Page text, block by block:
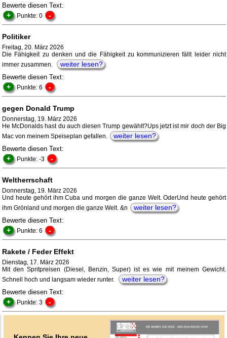
Bewerte diesen Text:
+ Punkte: 0 -
Politiker
Freitag, 20. März 2026
Die Fähigkeit zu denken und die Fähigkeit zu kommunizieren fällt leider nicht
immer zusammen.
weiter lesen?
Bewerte diesen Text:
+ Punkte: 6 -
gegen Donald Trump
Donnerstag, 19. März 2026
He McDonalds hast du auch diesen Trump gewählt?Ups jetzt ist mir doch der Big
Mac von meinem Speiseplan gefallen.
weiter lesen?
Bewerte diesen Text:
+ Punkte: -3 -
Weltherrschaft
Donnerstag, 19. März 2026
Und heute gehört ihm Cuba und morgen die ganze Welt. OderUnd heute gehört
ihm Grönland und morgen die ganze Welt. &n
weiter lesen?
Bewerte diesen Text:
+ Punkte: 6 -
Rakete / Feder Effekt
Dienstag, 17. März 2026
Mit den Spritpreisen (Diesel, Benzin, Super) ist es wie mit meinem Gewicht.
Schnell hoch und langsam wieder runter.
weiter lesen?
Bewerte diesen Text:
+ Punkte: 3 -